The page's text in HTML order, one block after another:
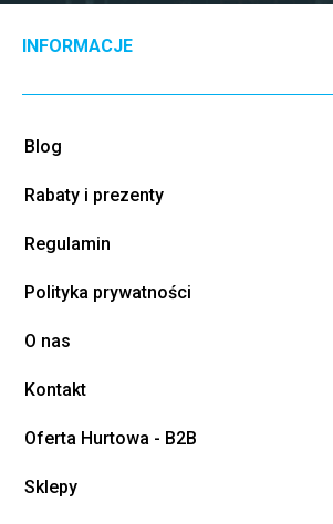
INFORMACJE
Blog
Rabaty i prezenty
Regulamin
Polityka prywatności
O nas
Kontakt
Oferta Hurtowa - B2B
Sklepy